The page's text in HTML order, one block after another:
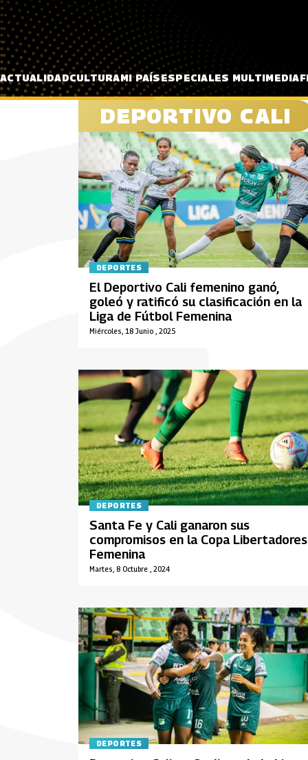
Pasar al contenido principal
ACTUALIDADCULTURAMI PAÍSESPECIALES MULTIMEDIA
DEPORTIVO CALI
DEPORTES
Miércoles, 18 Junio , 2025
El Deportivo Cali femenino ganó,
goleó y ratificó su clasificación en la
Liga de Fútbol Femenina
DEPORTES
Martes, 8 Octubre , 2024
Santa Fe y Cali ganaron sus
compromisos en la Copa Libertadores
Femenina
DEPORTES